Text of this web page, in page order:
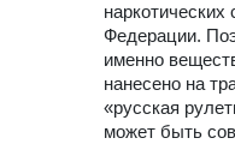
наркотических
Федерации.
именно
нанесено на
«русская
может быть